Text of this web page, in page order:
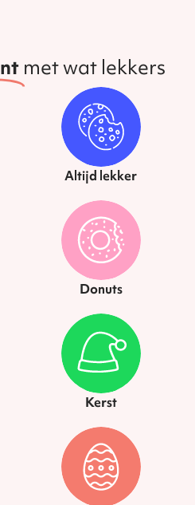
met wat lekkers
Altijd lekker
Donuts
Kerst